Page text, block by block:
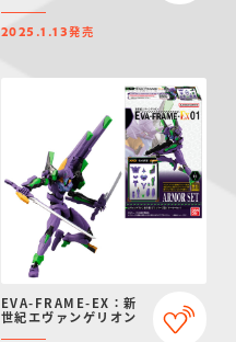
2025.1.13発売
EVA-FRAME-EX：新
世紀エヴァンゲリオン